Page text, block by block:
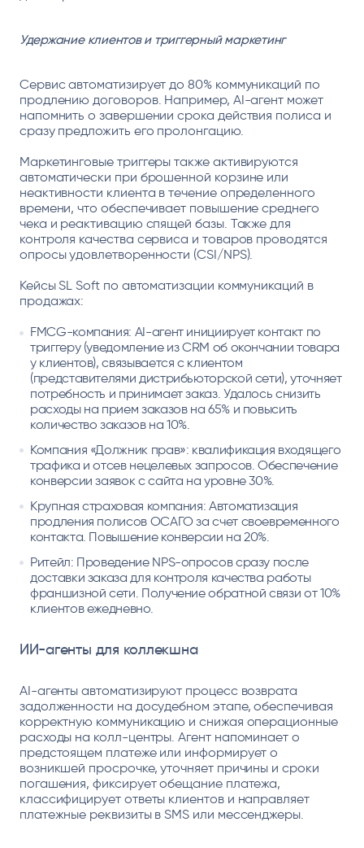
Удержание клиентов и триггерный маркетинг
Сервис автоматизирует до 80% коммуникаций по
продлению договоров. Например, AI-агент может
напомнить о завершении срока действия полиса и
сразу предложить его пролонгацию.
Маркетинговые триггеры также активируются
автоматически при брошенной корзине или
неактивности клиента в течение определенного
времени, что обеспечивает повышение среднего
чека и реактивацию спящей базы. Также для
контроля качества сервиса и товаров проводятся
опросы удовлетворенности (CSI/NPS).
Кейсы SL Soft по автоматизации коммуникаций в
продажах:
FMCG-компания: AI-агент инициирует контакт по
триггеру (уведомление из CRM об окончании товара
у клиентов), связывается с клиентом
(представителями дистрибьюторской сети), уточняет
потребность и принимает заказ. Удалось снизить
расходы на прием заказов на 65% и повысить
количество заказов на 10%.
Компания «Должник прав»: квалификация входящего
трафика и отсев нецелевых запросов. Обеспечение
конверсии заявок с сайта на уровне 30%.
Крупная страховая компания: Автоматизация
продления полисов ОСАГО за счет своевременного
контакта. Повышение конверсии на 20%.
Ритейл: Проведение NPS-опросов сразу после
доставки заказа для контроля качества работы
франшизной сети. Получение обратной связи от 10%
клиентов ежедневно.
ИИ-агенты для коллекшна
AI-агенты автоматизируют процесс возврата
задолженности на досудебном этапе, обеспечивая
корректную коммуникацию и снижая операционные
расходы на колл-центры. Агент напоминает о
предстоящем платеже или информирует о
возникшей просрочке, уточняет причины и сроки
погашения, фиксирует обещание платежа,
классифицирует ответы клиентов и направляет
платежные реквизиты в SMS или мессенджеры.